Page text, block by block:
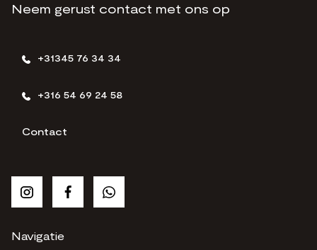
Neem gerust contact met ons op
+31345 76 34 34
+316 54 69 24 58
Contact
Navigatie